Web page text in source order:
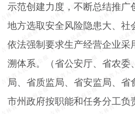
示范创建力度，不断总结推广
地方选取安全风险隐患大、社
依法强制要求生产经营企业采
溯体系。（省公安厅、省农委
局、省质监局、省安监局、省
市州政府按职能和任务分工负